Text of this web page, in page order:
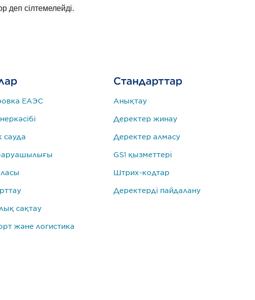
деп сілтемелейді.
ЕАЭС
сауда
сақтау
және логистика
Стандарттар
Анықтау
Деректер жинау
Деректер алмасу
GS1 қызметтері
Штрих-кодтар
Деректерді пайдалану